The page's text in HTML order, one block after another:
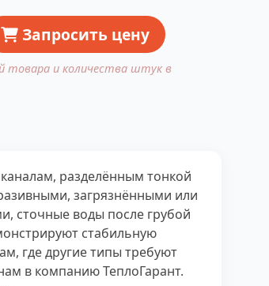
Запросить цену
товара и количества штук в
разделённым тонкой
загрязнёнными или
сточные воды после грубой
стабильную
где другие типы требуют
в компанию ТеплоГарант.